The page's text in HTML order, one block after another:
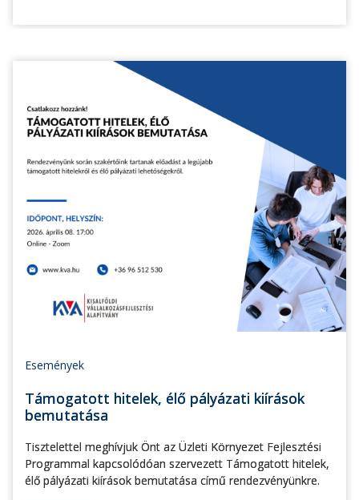
Események
Támogatott hitelek, élő pályázati kiírások
bemutatása
Tisztelettel meghívjuk Önt az Üzleti Környezet Fejlesztési
Programmal kapcsolódóan szervezett Támogatott hitelek,
élő pályázati kiírások bemutatása című rendezvényünkre.